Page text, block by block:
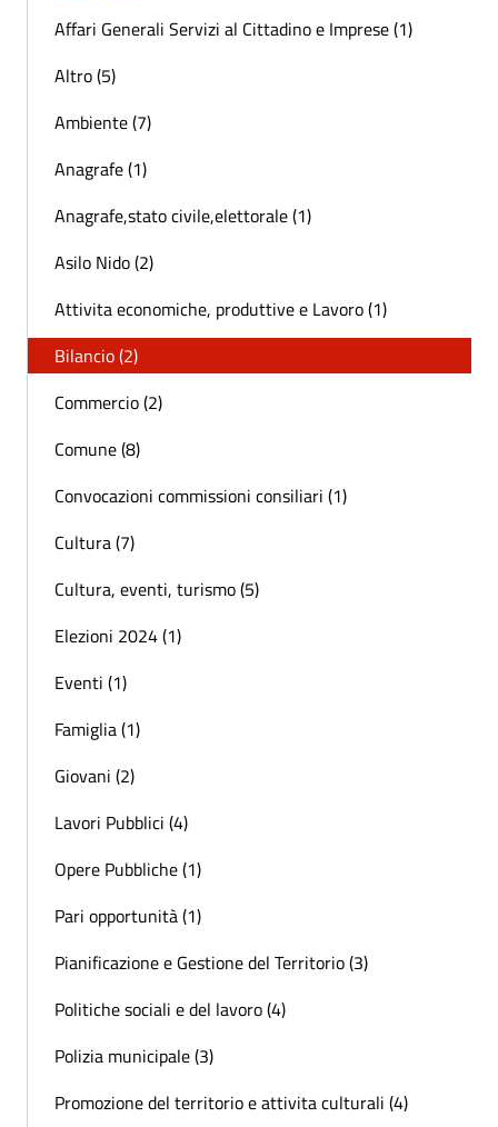
Affari Generali Servizi al Cittadino e Imprese (1)
Altro (5)
Ambiente (7)
Anagrafe (1)
Anagrafe,stato civile,elettorale (1)
Asilo Nido (2)
Attivita economiche, produttive e Lavoro (1)
Bilancio (2)
Commercio (2)
Comune (8)
Convocazioni commissioni consiliari (1)
Cultura (7)
Cultura, eventi, turismo (5)
Elezioni 2024 (1)
Eventi (1)
Famiglia (1)
Giovani (2)
Lavori Pubblici (4)
Opere Pubbliche (1)
Pari opportunità (1)
Pianificazione e Gestione del Territorio (3)
Politiche sociali e del lavoro (4)
Polizia municipale (3)
Promozione del territorio e attivita culturali (4)